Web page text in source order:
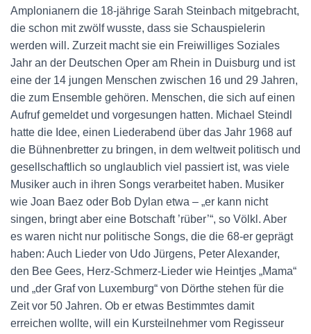
Amplonianern die 18-jährige Sarah Steinbach mitgebracht,
die schon mit zwölf wusste, dass sie Schauspielerin
werden will. Zurzeit macht sie ein Freiwilliges Soziales
Jahr an der Deutschen Oper am Rhein in Duisburg und ist
eine der 14 jungen Menschen zwischen 16 und 29 Jahren,
die zum Ensemble gehören. Menschen, die sich auf einen
Aufruf gemeldet und vorgesungen hatten. Michael Steindl
hatte die Idee, einen Liederabend über das Jahr 1968 auf
die Bühnenbretter zu bringen, in dem weltweit politisch und
gesellschaftlich so unglaublich viel passiert ist, was viele
Musiker auch in ihren Songs verarbeitet haben. Musiker
wie Joan Baez oder Bob Dylan etwa – „er kann nicht
singen, bringt aber eine Botschaft ’rüber’“, so Völkl. Aber
es waren nicht nur politische Songs, die die 68-er geprägt
haben: Auch Lieder von Udo Jürgens, Peter Alexander,
den Bee Gees, Herz-Schmerz-Lieder wie Heintjes „Mama“
und „der Graf von Luxemburg“ von Dörthe stehen für die
Zeit vor 50 Jahren. Ob er etwas Bestimmtes damit
erreichen wollte, will ein Kursteilnehmer vom Regisseur